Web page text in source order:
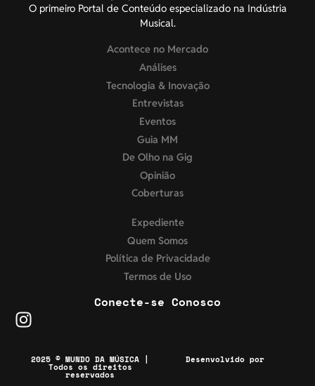
O primeiro Portal de Conteúdo especializado na Indústria
Musical.
Acontece no Mercado
Análises
Tecnologia & Inovação
Entrevistas
Eventos
Guia MM
De Olho na Gig
Opinião
Coberturas
Expediente
Quem Somos
Política de Privacidade
Termos de Uso
Conecte-se Conosco
2025 © MUNDO DA MÚSICA |
Todos os direitos
reservados
Desenvolvido por